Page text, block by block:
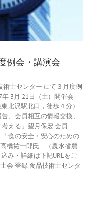
例会・講演会
術士センター にて３月度例
3月 21日（土）開催会
北沢駅北口，徒歩４分）
、会員相互の情報交換、
える」望月保宏 会員
食の安全・安心のための
高橋祐一郎氏 （農水省農
み・詳細は下記URLをご
会 登録 食品技術士センタ